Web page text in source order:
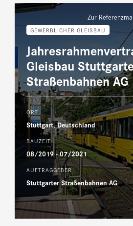
Zur
GEWERBLICHER GLEISBAU
Gleisbau
Straßenbahnen AG
ORT
Stuttgart, Deutschland
BAUZEIT
08/2019 - 07/2021
AUFTRAGGEBER
Stuttgarter Straßenbahnen AG